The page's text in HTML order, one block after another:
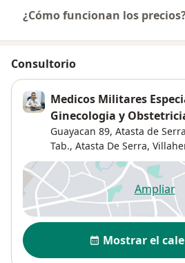
¿Cómo funcionan los
Consultorio
Medicos Militares
Ginecologia y
Guayacan 89, Atasta de
Tab., Atasta De Serra,
Ampliar
se
Disponibilidad
Mostrar el